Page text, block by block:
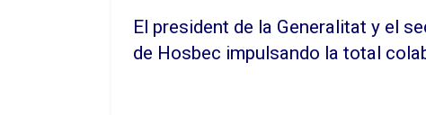
El president de la Generalitat y el
de Hosbec impulsando la total